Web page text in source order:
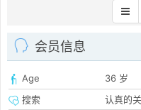
会员信息
Age
36 岁
搜索
认真的